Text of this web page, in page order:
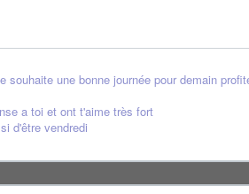
une bonne journée pour demain
a toi et ont t'aime très fort
d'être vendredi